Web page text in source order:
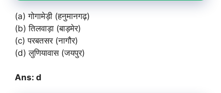
(a) गोगामेड़ी (हनुमानगढ़)
(b) तिलवाड़ा (बाड़मेर)
(c) परबतसर (नागौर)
(d) लुणियावास (जयपुर)
Ans: d